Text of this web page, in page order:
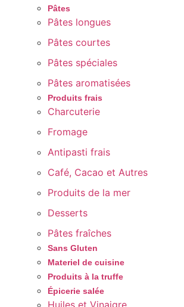
Pâtes
Pâtes longues
Pâtes courtes
Pâtes spéciales
Pâtes aromatisées
Produits frais
Charcuterie
Fromage
Antipasti frais
Café, Cacao et Autres
Produits de la mer
Desserts
Pâtes fraîches
Sans Gluten
Materiel de cuisine
Produits à la truffe
Épicerie salée
Huiles et Vinaigre